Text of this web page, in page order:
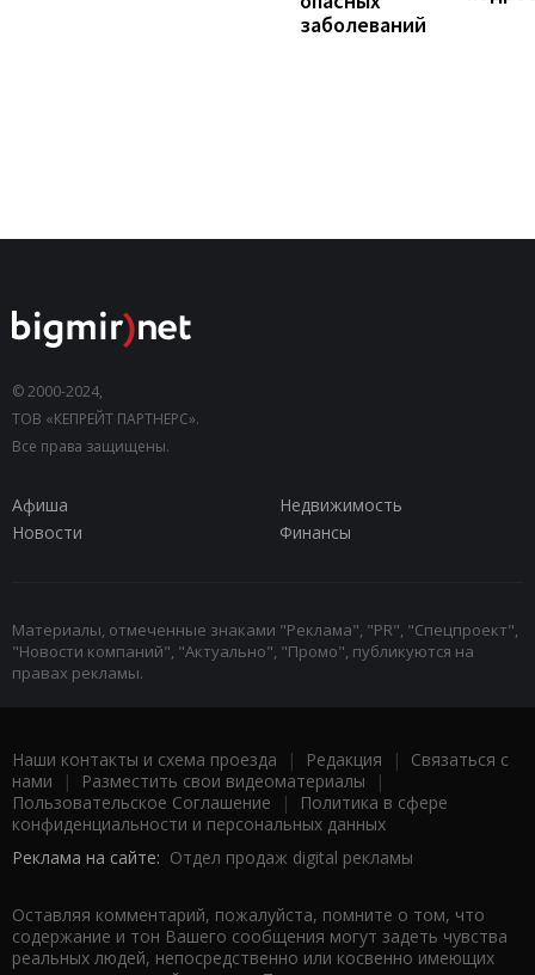
заболеваний
© 2000-2024,
ТОВ «КЕПРЕЙТ ПАРТНЕРС».
Все права защищены.
Афиша
Недвижимость
Новости
Финансы
Материалы, отмеченные знаками "Реклама", "PR", "Спецпроект",
"Новости компаний", "Актуально", "Промо", публикуются на
правах рекламы.
Наши контакты и схема проезда | Редакция | Связаться с
нами | Разместить свои видеоматериалы |
Пользовательское Соглашение |
Политика в сфере
конфиденциальности и персональных данных
Реклама на сайте: Отдел продаж digital рекламы
Оставляя комментарий, пожалуйста, помните о том, что
содержание и тон Вашего сообщения могут задеть чувства
реальных людей, непосредственно или косвенно имеющих